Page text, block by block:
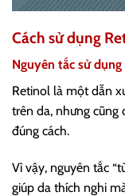
Cách sử dụng
Nguyên tắc sử
Retinol là một dẫn
trên da, nhưng cũng
đúng cách.
Vì vậy, nguyên tắc
giúp da thích nghi